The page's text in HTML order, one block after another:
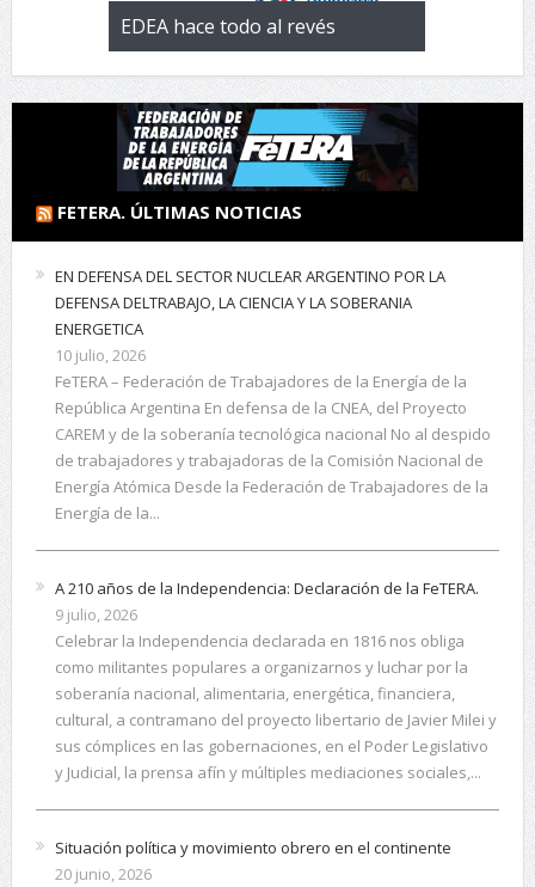
la
EDEA hace todo al revés EL
FETERA. ÚLTIMAS NOTICIAS
EN DEFENSA DEL SECTOR NUCLEAR ARGENTINO POR LA
DEFENSA DELTRABAJO, LA CIENCIA Y LA SOBERANIA
ENERGETICA
10 julio, 2026
FeTERA – Federación de Trabajadores de la Energía de la
República Argentina En defensa de la CNEA, del Proyecto
CAREM y de la soberanía tecnológica nacional No al despido
de trabajadores y trabajadoras de la Comisión Nacional de
Energía Atómica Desde la Federación de Trabajadores de la
Energía de la...
A 210 años de la Independencia: Declaración de la FeTERA.
9 julio, 2026
Celebrar la Independencia declarada en 1816 nos obliga
como militantes populares a organizarnos y luchar por la
soberanía nacional, alimentaria, energética, financiera,
cultural, a contramano del proyecto libertario de Javier Milei y
sus cómplices en las gobernaciones, en el Poder Legislativo
y Judicial, la prensa afín y múltiples mediaciones sociales,...
Situación política y movimiento obrero en el continente
20 junio, 2026